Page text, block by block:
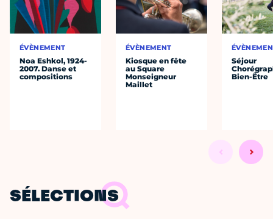
ÉVÈNEMENT
Noa Eshkol, 1924-
2007. Danse et
compositions
ÉVÈNEMENT
Kiosque en fête
au Square
Monseigneur
Maillet
Séjour
Bien-Être
SÉLECTIONS